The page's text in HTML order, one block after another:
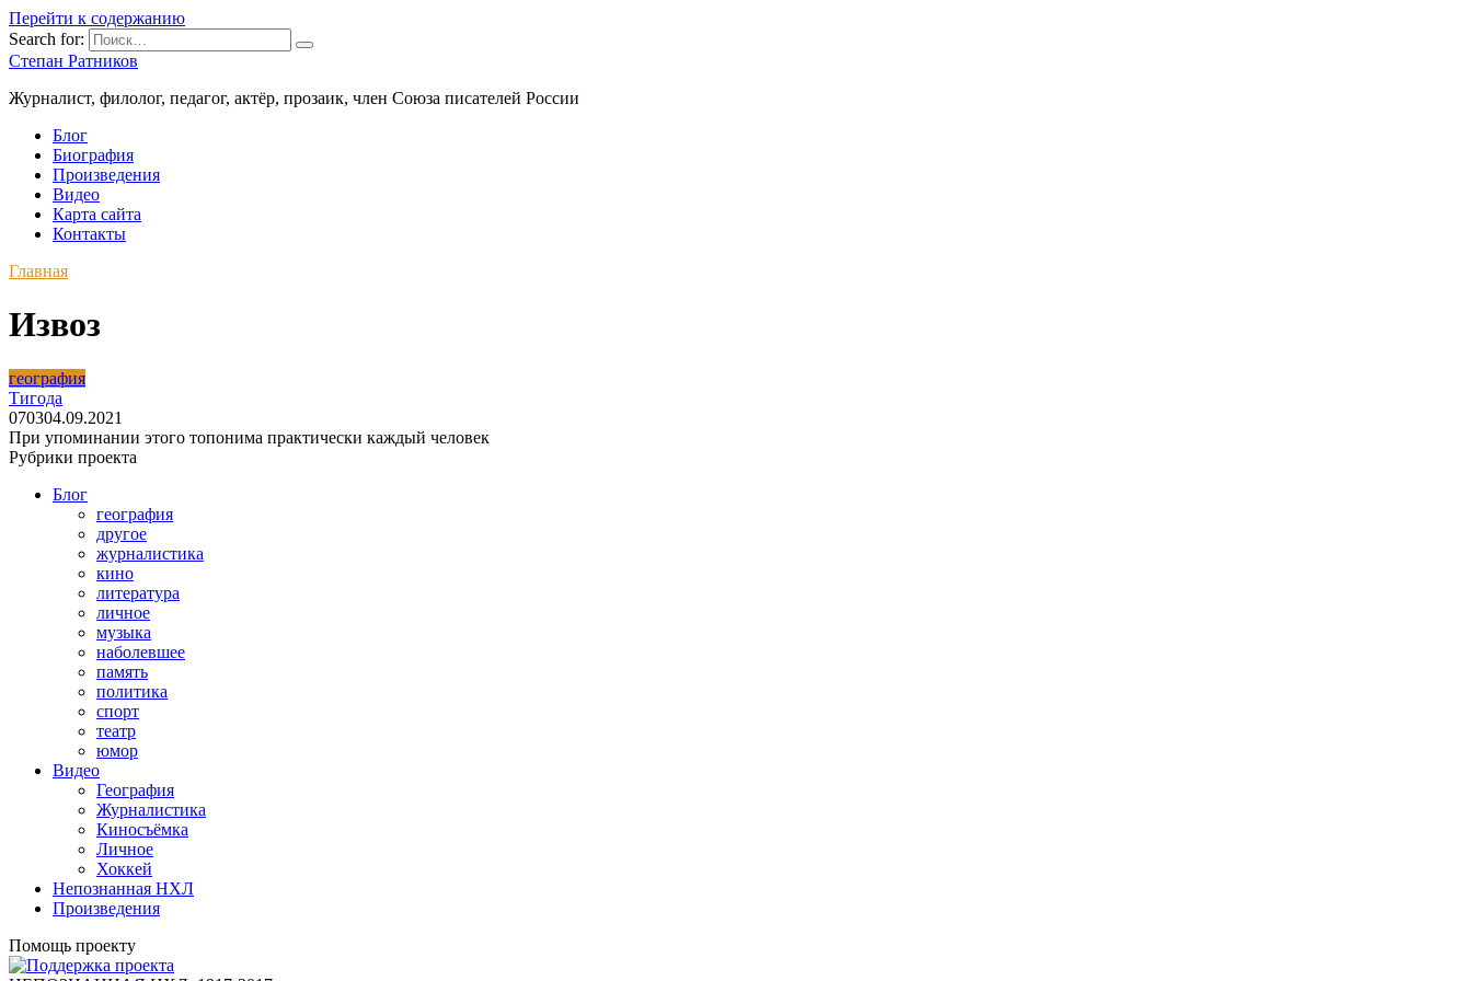
Перейти к содержанию
Search for:
Степан Ратников
Журналист, филолог, педагог, актёр, прозаик, член Союза писателей России
Блог
Биография
Произведения
Видео
Карта сайта
Контакты
Главная
Извоз
география
Тигода
070304.09.2021
При упоминании этого топонима практически каждый человек
Рубрики проекта
Блог
география
другое
журналистика
кино
литература
личное
музыка
наболевшее
память
политика
спорт
театр
юмор
Видео
География
Журналистика
Киносъёмка
Личное
Хоккей
Непознанная НХЛ
Произведения
Помощь проекту